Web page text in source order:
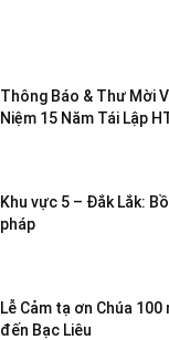
Thông Báo & Thư Mời
Niệm 15 Năm Tái Lập
Khu vực 5 – Đắk Lắk:
pháp
Lễ Cảm tạ ơn Chúa
đến Bạc Liêu